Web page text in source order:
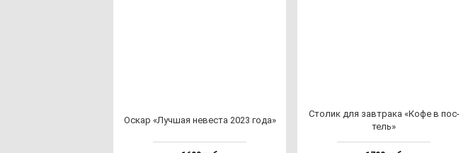
Оскар «Луч­шая не­вес­та 2023 го­да»
Сто­лик для зав­тра­ка «Кофе в пос­
тель»